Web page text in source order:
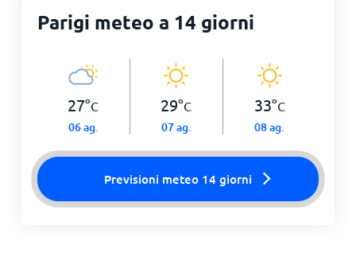
Parigi meteo a 14 giorni
27°C
06 ag.
29°C
07 ag.
33°C
08 ag.
Previsioni meteo 14 giorni